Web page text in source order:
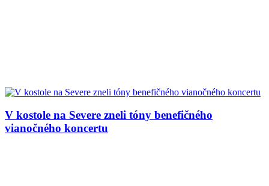
V kostole na Severe zneli tóny benefičného
vianočného koncertu